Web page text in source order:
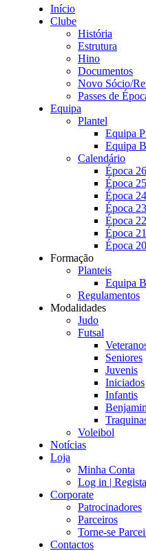
Início
Clube
História
Estrutura
Hino
Documentos
Novo Sócio/
Passes de
Equipa
Plantel
Equipa
Equipa B
Calendário
Época
Época
Época
Época
Época
Época
Época
Formação
Planteis
Equipa B
Regulamentos
Modalidades
Judo
Futsal
Seniores
Juvenis
Iniciados
Infantis
Voleibol
Notícias
Loja
Minha Conta
Log in |
Corporate
Patrocinadores
Parceiros
Torne-se
Contactos